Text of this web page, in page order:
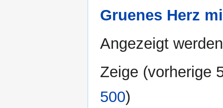
Gruenes Herz
Angezeigt
Zeige (vorherige
500)